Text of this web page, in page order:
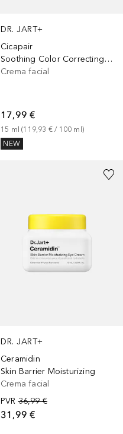
DR. JART+
Cicapair
Soothing Color Correcting Treatment SPF 30
Crema facial
17,99 €
15 ml (119,93 € / 100 ml )
NEW
DR. JART+
Ceramidin
Skin Barrier Moisturizing
Crema facial
PVR 36,99 €
31,99 €